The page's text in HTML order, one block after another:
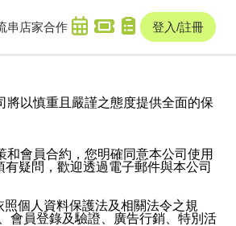
串 店家合作 登入/註冊
將以慎重且嚴謹之態度提供全面的保
會員合約，您明確同意本公司使用
疑問，歡迎透過電子郵件與本公司
個人資料保護法及相關法令之規
會員登錄及驗證、廣告行銷、特別活